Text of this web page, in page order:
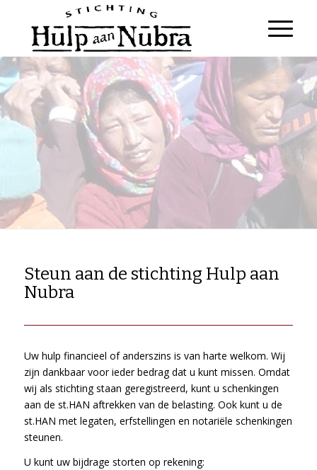
Steun aan de stichting Hulp aan
Nubra
Uw hulp financieel of anderszins is van harte welkom. Wij
zijn dankbaar voor ieder bedrag dat u kunt missen. Omdat
wij als stichting staan geregistreerd, kunt u schenkingen
aan de st.HAN aftrekken van de belasting. Ook kunt u de
st.HAN met legaten, erfstellingen en notariële schenkingen
steunen.
U kunt uw bijdrage storten op rekening: